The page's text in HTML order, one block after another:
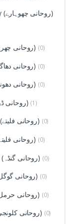
Ruhani Choharay (روحانی چھوہارے)
Ruhani Chuhri (روحانی چھری) (0)
Ruhani Dhaga (روحانی دھاگہ) (0)
Ruhani Dhoni (روحانی دھونی) (0)
Ruhani Dori (روحانی ڈوری) (1)
Ruhani Faleetay (روحانی فلیتے) (0)
Ruhani Faletay (روحانی فلیتے) (0)
Ruhani Ganddah (روحانی گنڈہ) (0)
Ruhani Googal (روحانی گوگل) (0)
Ruhani Harmal (روحانی حرمل) (0)
Ruhani Kalonji (روحانی کلونجی) (0)